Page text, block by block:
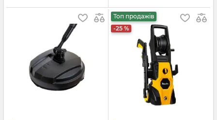
Топ продажів
-25 %